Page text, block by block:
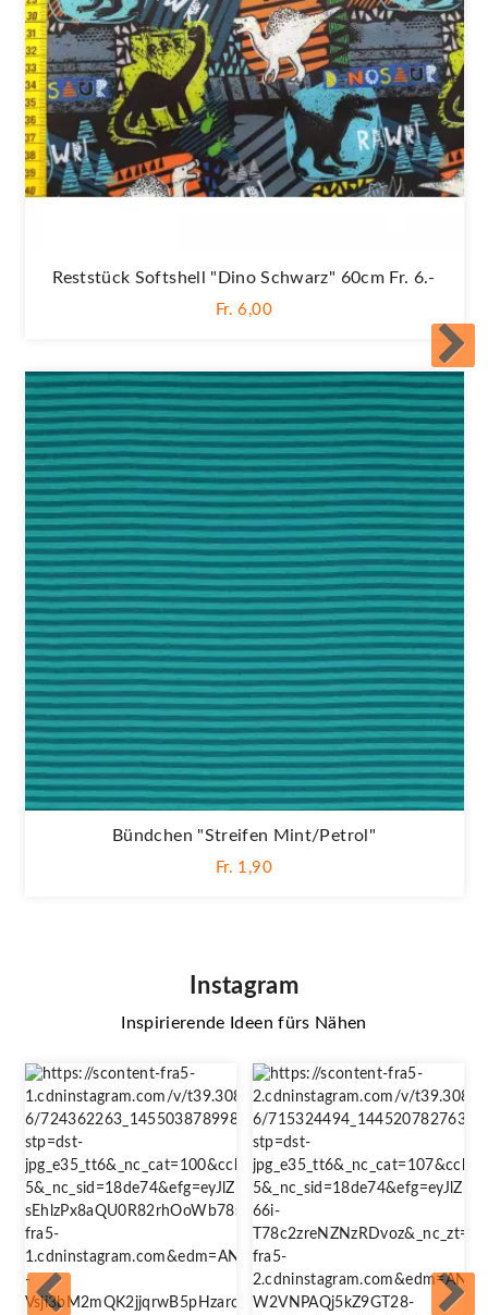
Reststück Softshell "Dino Schwarz" 60cm Fr. 6.-
Fr. 6,00
Bündchen "Streifen Mint/petrol"
Fr. 1,90
Instagram
Inspirierende Ideen fürs Nähen